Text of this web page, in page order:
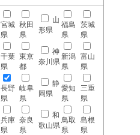
宮城
県
秋田
県
山
形県
福島
県
茨城
県
千葉
県
東京
都
神
奈川県
新潟
県
富山
県
長野
県
岐阜
県
静
岡県
愛知
県
三重
県
兵庫
県
奈良
県
和
歌山県
鳥取
県
島根
県